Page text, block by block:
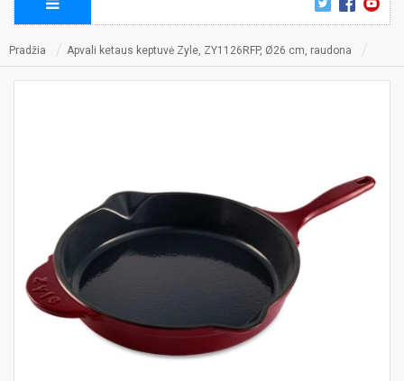
Pradžia Apvali ketaus keptuvė Zyle, ZY1126RFP, Ø26 cm, raudona